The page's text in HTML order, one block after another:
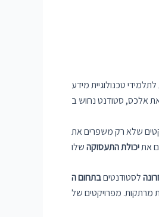
שלא רק משפרים את
אתיכולת התעסוקה
לסטודנטים